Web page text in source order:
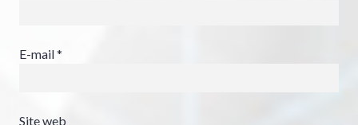
E-mail*
Site web